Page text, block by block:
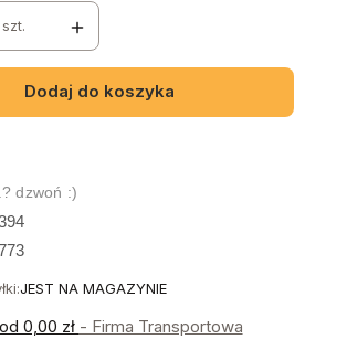
szt.
Dodaj do koszyka
dzwoń :)
JEST NA MAGAZYNIE
od 0,00 zł - Firma Transportowa